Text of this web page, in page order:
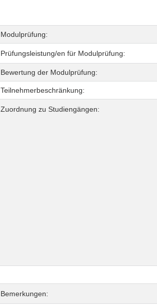
Modulprüfung:
Prüfungsleistung/en für Modulprüfung:
Bewertung der Modulprüfung:
Teilnehmerbeschränkung:
Zuordnung zu Studiengängen:
Bemerkungen: